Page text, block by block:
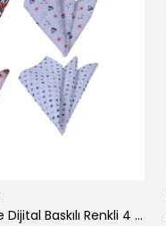
4'lü Beyaz üzerine Dijital Baskılı Renkli 4 in 1 Cep Yaka Mendil Seti